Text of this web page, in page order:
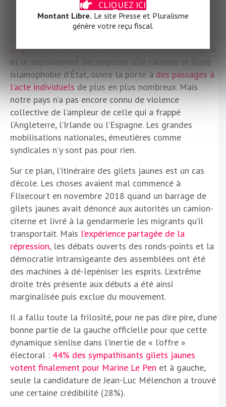
Romans sur Isèrea été la cible d’un
commandos d’extrême droite. En 2025, Royère-de-
nègre »sinistre. Le poids du Rassemblement National
et le déploiement décomplexé d’un racisme et d’une
islamophobie d’État, ouvre la porte à des passages à
l’acte individuelsde plus en plus nombreux. Mais
notre pays n’a pas encore connu de violence
collective de l’ampleur de celle qui a frappé
l’Angleterre, l’Irlande ou l’Espagne. Les grandes
mobilisations nationales, émeutières comme
syndicales n’y sont pas pour rien.
Sur ce plan, l’itinéraire des gilets jaunes est un cas
d’école. Les choses avaient mal commencé à
Flixecourt en novembre 2018 quand un barrage de
gilets jaunes avait dénoncé aux autorités un camion-
citerne et livré à la gendarmerie les migrants qu’il
transportait. Mais l’expérience partagée de la
répression, les débats ouverts des ronds-points et la
démocratie intransigeante des assemblées ont été
des machines à dé-lepéniser les esprits. L’extrême
droite très présente aux débuts a été ainsi
marginalisée puis exclue du mouvement.
Il a fallu toute la frilosité, pour ne pas dire pire, d’une
bonne partie de la gauche officielle pour que cette
dynamique s’enlise dans l’inertie de « l’offre »
électoral : 44% des sympathisants gilets jaunes
votent finalement pour Marine Le Pen et à gauche,
seule la candidature de Jean-Luc Mélenchon a trouvé
une certaine crédibilité (28%).
CLIQUEZ ICI
Montant Libre. Le site Presse et Pluralisme
génère votre reçu fiscal.